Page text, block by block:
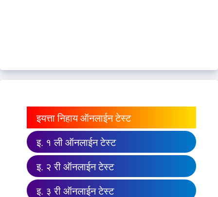
इयत्ता निहाय ऑनलाईन टेस्ट
इ. १ ली ऑनलाईन टेस्ट
इ. २ री ऑनलाईन टेस्ट
इ. ३ री ऑनलाईन टेस्ट